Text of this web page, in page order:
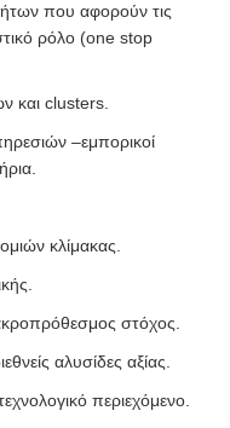
που αφορούν τις
ρόλο (one stop
και clusters.
–εμπορικοί
κλίμακας.
στόχος.
αλυσίδες αξίας.
περιεχόμενο.